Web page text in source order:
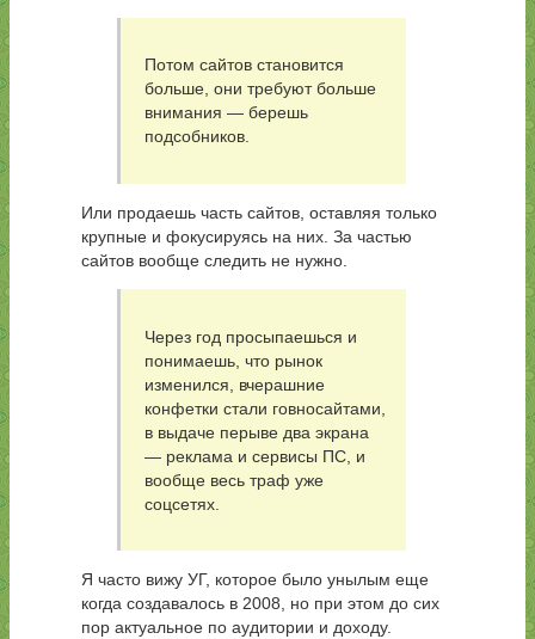
Потом сайтов становится
больше, они требуют больше
внимания — берешь
подсобников.
Или продаешь часть сайтов, оставляя только
крупные и фокусируясь на них. За частью
сайтов вообще следить не нужно.
Через год просыпаешься и
понимаешь, что рынок
изменился, вчерашние
конфетки стали говносайтами,
в выдаче перыве два экрана
— реклама и сервисы ПС, и
вообще весь траф уже
соцсетях.
Я часто вижу УГ, которое было унылым еще
когда создавалось в 2008, но при этом до сих
пор актуальное по аудитории и доходу.